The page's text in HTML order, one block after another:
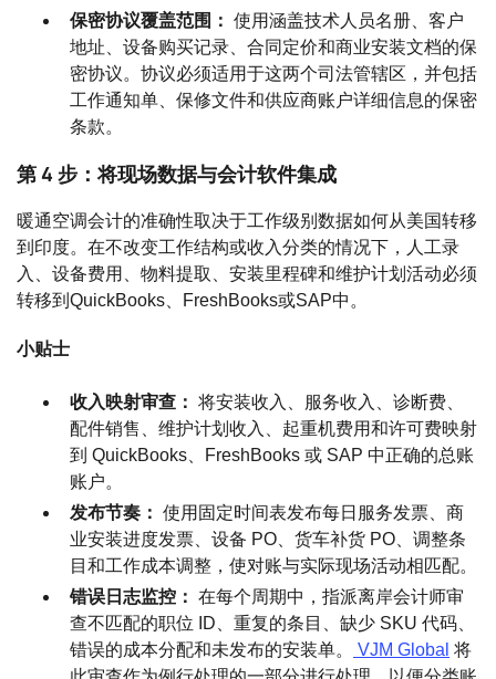
保密协议覆盖范围： 使用涵盖技术人员名册、客户
地址、设备购买记录、合同定价和商业安装文档的保
密协议。协议必须适用于这两个司法管辖区，并包括
工作通知单、保修文件和供应商账户详细信息的保密
条款。
第 4 步：将现场数据与会计软件集成
暖通空调会计的准确性取决于工作级别数据如何从美国转移
到印度。在不改变工作结构或收入分类的情况下，人工录
入、设备费用、物料提取、安装里程碑和维护计划活动必须
转移到QuickBooks、FreshBooks或SAP中。
小贴士
收入映射审查： 将安装收入、服务收入、诊断费、
配件销售、维护计划收入、起重机费用和许可费映射
到 QuickBooks、FreshBooks 或 SAP 中正确的总账
账户。
发布节奏： 使用固定时间表发布每日服务发票、商
业安装进度发票、设备 PO、货车补货 PO、调整条
目和工作成本调整，使对账与实际现场活动相匹配。
错误日志监控： 在每个周期中，指派离岸会计师审
查不匹配的职位 ID、重复的条目、缺少 SKU 代码、
错误的成本分配和未发布的安装单。
VJM Global 将